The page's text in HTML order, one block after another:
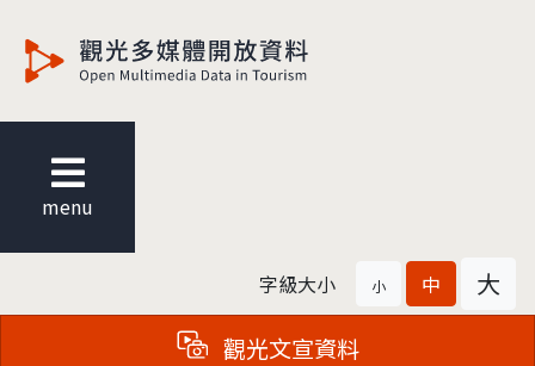
menu
字級大小 小 中 大
觀光文宣資料